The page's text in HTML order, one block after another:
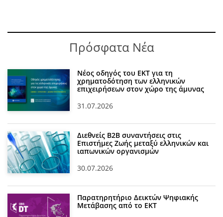
Πρόσφατα Νέα
Νέος οδηγός του ΕΚΤ για τη
χρηματοδότηση των ελληνικών
επιχειρήσεων στον χώρο της άμυνας
31.07.2026
Διεθνείς Β2Β συναντήσεις στις
Επιστήμες Ζωής μεταξύ ελληνικών και
ιαπωνικών οργανισμών
30.07.2026
Παρατηρητήριο Δεικτών Ψηφιακής
Μετάβασης από το ΕΚΤ